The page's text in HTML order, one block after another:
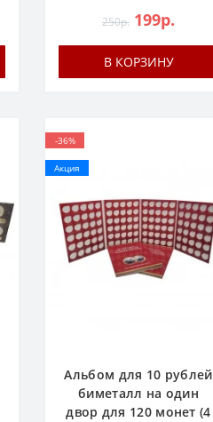
250р. 199р.
В КОРЗИНУ
-36%
Акция
Альбом для 10 рублей
биметалл на один
двор для 120 монет (4